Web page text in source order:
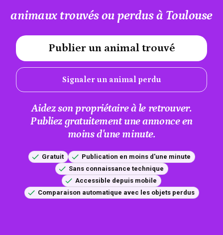
animaux trouvés ou perdus à Toulouse
Publier un animal trouvé
Signaler un animal perdu
#A12AEB
Aidez son propriétaire à le retrouver.
Publiez gratuitement une annonce en
moins d'une minute.
Gratuit
Publication en moins d'une minute
Sans connaissance technique
Accessible depuis mobile
Comparaison automatique avec les objets perdus